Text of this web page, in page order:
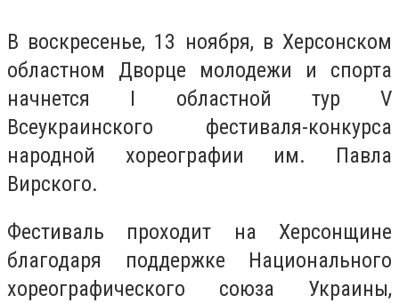
В воскресенье, 13 ноября, в Херсонском
областном Дворце молодежи и спорта
начнется І областной тур V
Всеукраинского фестиваля-конкурса
народной хореографии им. Павла
Вирского.
Фестиваль проходит на Херсонщине
благодаря поддержке Национального
хореографического союза Украины,